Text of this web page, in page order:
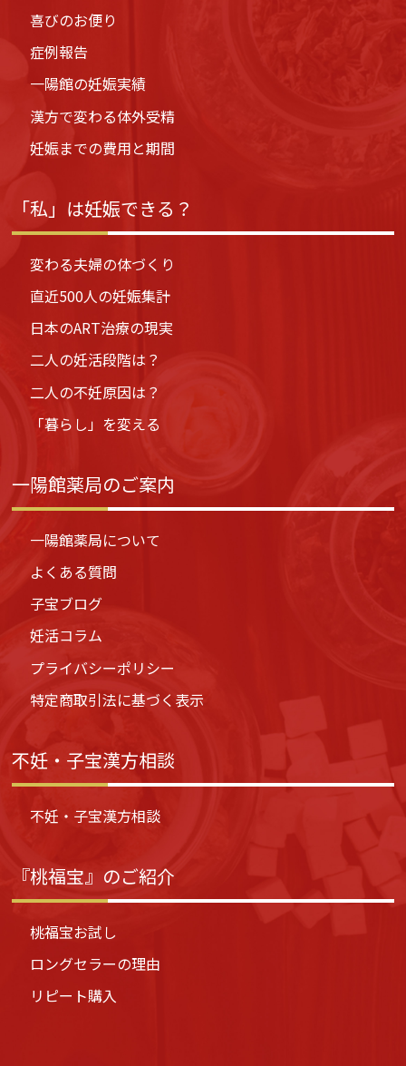
喜びのお便り
症例報告
一陽館の妊娠実績
漢方で変わる体外受精
妊娠までの費用と期間
「私」は妊娠できる？
変わる夫婦の体づくり
直近500人の妊娠集計
日本のART治療の現実
二人の妊活段階は？
二人の不妊原因は？
「暮らし」を変える
一陽館薬局のご案内
一陽館薬局について
よくある質問
子宝ブログ
妊活コラム
プライバシーポリシー
特定商取引法に基づく表示
不妊・子宝漢方相談
不妊・子宝漢方相談
『桃福宝』のご紹介
桃福宝お試し
ロングセラーの理由
リピート購入